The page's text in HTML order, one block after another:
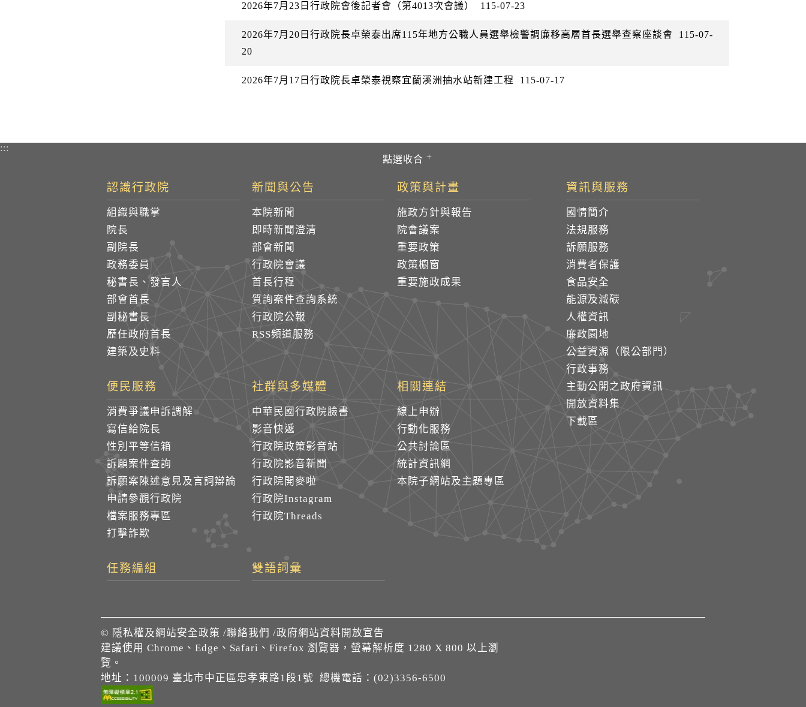
2026年7月23日行政院會後記者會（第4013次會議） 115-07-23
2026年7月20日行政院長卓榮泰出席115年地方公職人員選舉檢警調廉移高層首長選舉查察座談會
115-07-
20
2026年7月17日行政院長卓榮泰視察宜蘭溪洲抽水站新建工程 115-07-17
:::
認識行政院
組織與職掌
院長
副院長
政務委員
秘書長、發言人
部會首長
副秘書長
歷任政府首長
建築及史料
新聞與公告
本院新聞
即時新聞澄清
部會新聞
行政院會議
首長行程
質詢案件查詢系統
行政院公報
RSS頻道服務
政策與計畫
施政方針與報告
院會議案
重要政策
政策櫥窗
重要施政成果
資訊與服務
國情簡介
法規服務
訴願服務
消費者保護
食品安全
能源及減碳
人權資訊
廉政園地
公益資源（限公部門）
行政事務
主動公開之政府資訊
開放資料集
下載區
便民服務
消費爭議申訴調解
寫信給院長
性別平等信箱
訴願案件查詢
訴願案陳述意見及言詞辯論
申請參觀行政院
檔案服務專區
打擊詐欺
社群與多媒體
中華民國行政院臉書
影音快遞
行政院政策影音站
行政院影音新聞
行政院開麥啦
行政院Instagram
行政院Threads
相關連結
線上申辦
行動化服務
公共討論區
統計資訊網
本院子網站及主題專區
任務編組 雙語詞彙
© 隱私權及網站安全政策 /聯絡我們 /政府網站資料開放宣告
建議使用 Chrome、Edge、Safari、Firefox 瀏覽器，螢幕解析度 1280 X 800 以上瀏
覽。
地址：100009 臺北市中正區忠孝東路1段1號 總機電話：(02)3356-6500